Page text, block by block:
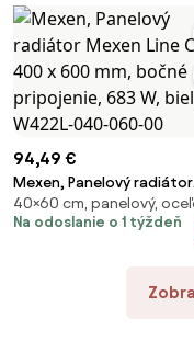
94,49 €
Mexen, Panelový radiátor
Mexen Line CL22 400 x
mm, bočné pripojenie,
biely - W422L-040-060-
40×60 cm, panelový,
Na odoslanie o 1 týždeň